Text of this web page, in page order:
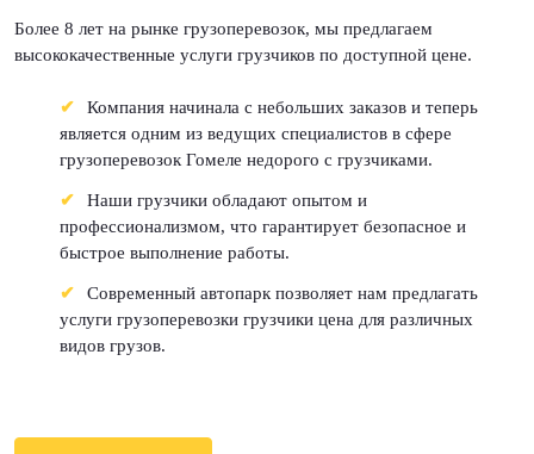
Более 8 лет на рынке грузоперевозок, мы предлагаем
высококачественные услуги грузчиков по доступной цене.
Компания начинала с небольших заказов и теперь
является одним из ведущих специалистов в сфере
грузоперевозок Гомеле недорого с грузчиками.
Наши грузчики обладают опытом и
профессионализмом, что гарантирует безопасное и
быстрое выполнение работы.
Современный автопарк позволяет нам предлагать
услуги грузоперевозки грузчики цена для различных
видов грузов.